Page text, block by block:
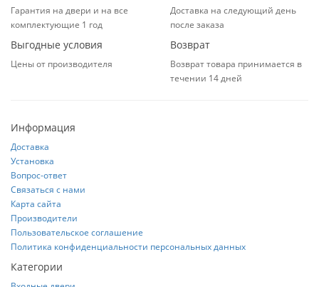
Гарантия на двери и на все
комплектующие 1 год
Доставка на следующий день
после заказа
Выгодные условия
Цены от производителя
Возврат
Возврат товара принимается в
течении 14 дней
Информация
Доставка
Установка
Вопрос-ответ
Связаться с нами
Карта сайта
Производители
Пользовательское соглашение
Политика конфиденциальности персональных данных
Категории